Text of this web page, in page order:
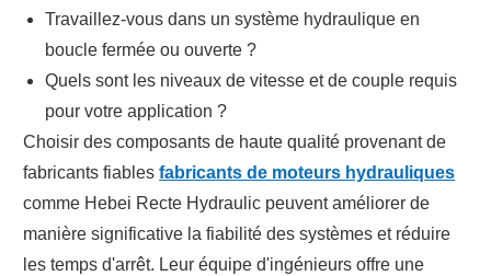
Travaillez-vous dans un système hydraulique en
boucle fermée ou ouverte ?
Quels sont les niveaux de vitesse et de couple requis
pour votre application ?
Choisir des composants de haute qualité provenant de
fabricants fiablesfabricants de moteurs hydrauliques
comme Hebei Recte Hydraulic peuvent améliorer de
manière significative la fiabilité des systèmes et réduire
les temps d'arrêt. Leur équipe d'ingénieurs offre une